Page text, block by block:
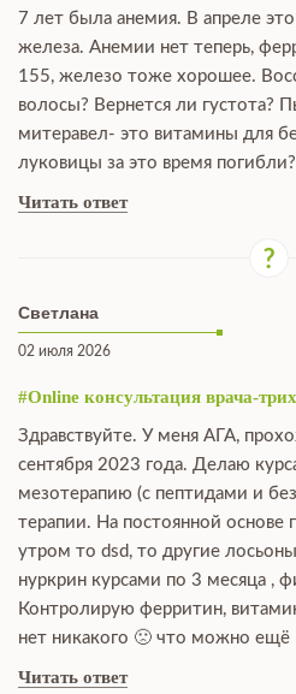
7 лет была анемия. В апреле
железа. Анемии нет теперь,
155, железо тоже хорошее.
волосы? Вернется ли густота?
митеравел- это витамины для
луковицы за это время погибли?
Читать ответ
Светлана
02 июля 2026
#Online консультация врача-
Здравствуйте. У меня АГА,
сентября 2023 года. Делаю
мезотерапию (с пептидами и
терапии. На постоянной основе
утром то dsd, то другие
нуркрин курсами по 3 месяца ,
Контролирую ферритин,
нет никакого 🙁 что можно ещё
Читать ответ